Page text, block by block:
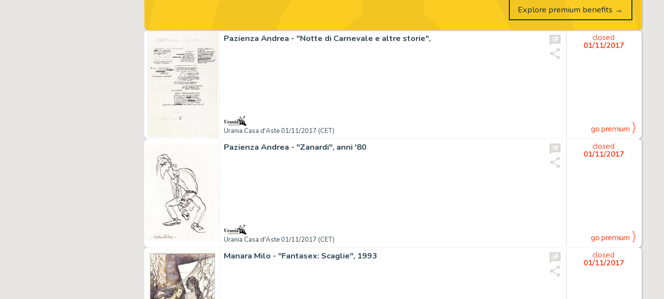
Pazienza Andrea - "Notte di Carnevale e altre storie",
Urania Casa d'Aste 01/11/2017 (CET)
closed
01/11/2017
go premium
Pazienza Andrea - "Zanardi", anni '80
Urania Casa d'Aste 01/11/2017 (CET)
closed
01/11/2017
go premium
Manara Milo - "Fantasex: Scaglie", 1993
closed
01/11/2017
Explore premium benefits →